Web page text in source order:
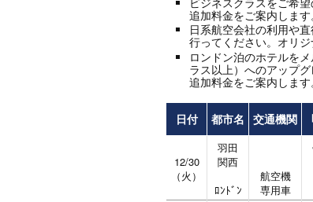
追加料金をご案内します
日系航空会社の利用や
行ってください。オリ
ロンドン泊のホテルを
ラス以上）へのアップグ
追加料金をご案内します
日付 都市名 交通機関
12/30
（火）
羽田
関西
ﾛﾝﾄﾞﾝ
航空機
専用車